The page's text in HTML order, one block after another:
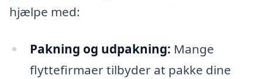
hjælpe med:
Pakning og udpakning: Mange
flyttefirmaer tilbyder at pakke dine